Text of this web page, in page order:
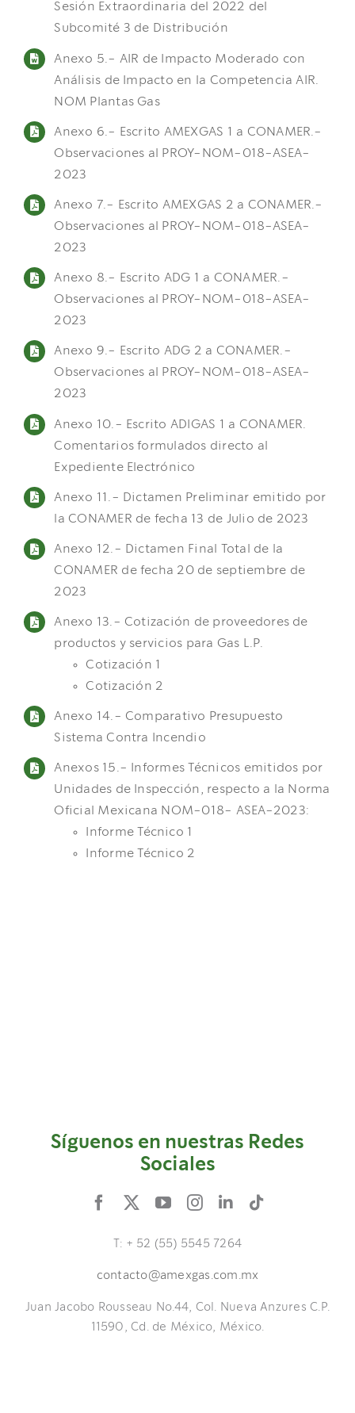
Sesión Extraordinaria del 2022 del
Subcomité 3 de Distribución
Anexo 5.- AIR de Impacto Moderado con
Análisis de Impacto en la Competencia AIR.
NOM Plantas Gas
Anexo 6.- Escrito AMEXGAS 1 a CONAMER.-
Observaciones al PROY-NOM-018-ASEA-
2023
Anexo 7.- Escrito AMEXGAS 2 a CONAMER.-
Observaciones al PROY-NOM-018-ASEA-
2023
Anexo 8.- Escrito ADG 1 a CONAMER.-
Observaciones al PROY-NOM-018-ASEA-
2023
Anexo 9.- Escrito ADG 2 a CONAMER.-
Observaciones al PROY-NOM-018-ASEA-
2023
Anexo 10.- Escrito ADIGAS 1 a CONAMER.
Comentarios formulados directo al
Expediente Electrónico
Anexo 11.- Dictamen Preliminar emitido por
la CONAMER de fecha 13 de Julio de 2023
Anexo 12.- Dictamen Final Total de la
CONAMER de fecha 20 de septiembre de
2023
Anexo 13.- Cotización de proveedores de
productos y servicios para Gas L.P.
Cotización 1
Cotización 2
Anexo 14.- Comparativo Presupuesto
Sistema Contra Incendio
Anexos 15.- Informes Técnicos emitidos por
Unidades de Inspección, respecto a la Norma
Oficial Mexicana NOM-018- ASEA-2023:
Informe Técnico 1
Informe Técnico 2
Síguenos en nuestras Redes
Sociales
T: + 52 (55) 5545 7264
contacto@amexgas.com.mx
Juan Jacobo Rousseau No.44, Col. Nueva Anzures C.P.
11590, Cd. de México, México.